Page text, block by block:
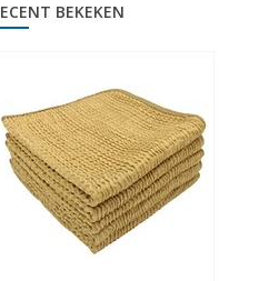
BEKEKEN